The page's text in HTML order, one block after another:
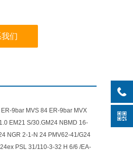
们
9bar MVS 84 ER-9bar MVX
EM21 S/30.GM24 NBMD 16-
NGR 2-1-N 24 PMV62-41/G24
PSL 31/110-3-32 H 6/6 /EA-